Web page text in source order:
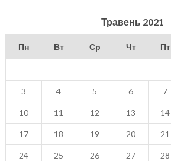
Травень 2021
Пн Вт Ср Чт Пт
3 4 5 6 7
10 11 12 13 14
17 18 19 20 21
24 25 26 27 28